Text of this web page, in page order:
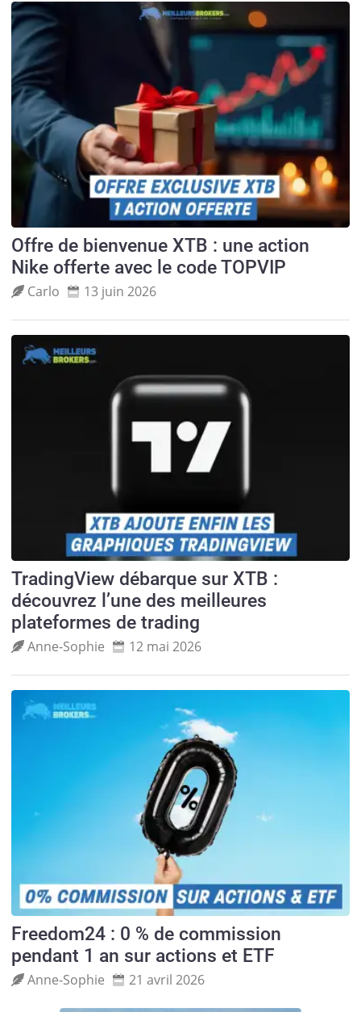
Offre de bienvenue XTB : une action
Nike offerte avec le code TOPVIP
Carlo 13 juin 2026
TradingView débarque sur XTB :
découvrez l’une des meilleures
plateformes de trading
Anne‑Sophie 12 mai 2026
Freedom24 : 0 % de commission
pendant 1 an sur actions et ETF
Anne‑Sophie 21 avril 2026